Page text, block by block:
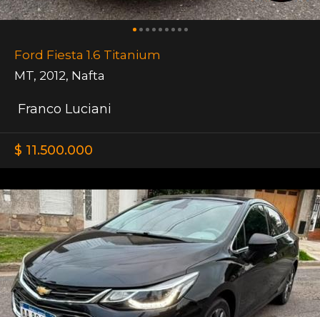
Ford Fiesta 1.6 Titanium
MT, 2012, Nafta
Franco Luciani
$ 11.500.000